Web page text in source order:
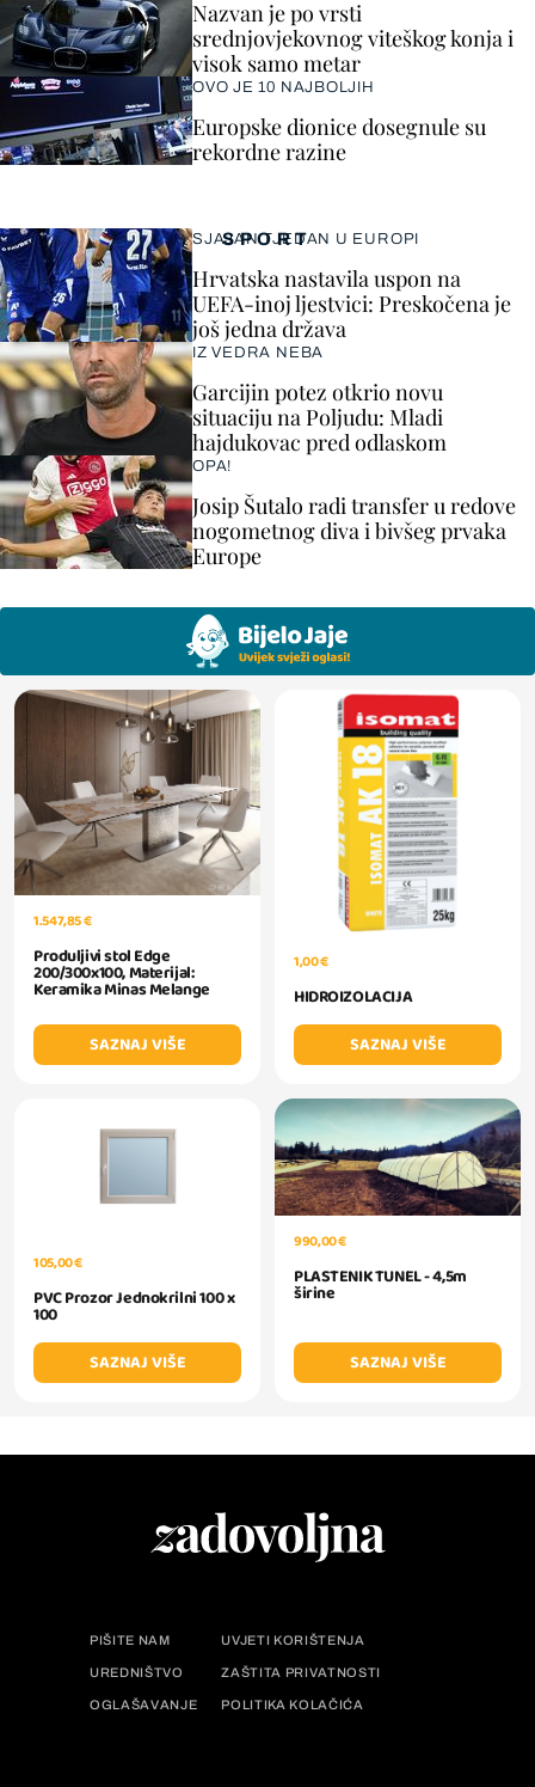
SPORT
SJAJAN TJEDAN U EUROPI
Hrvatska nastavila uspon na
UEFA-inoj ljestvici: Preskočena je
još jedna država
IZ VEDRA NEBA
Garcijin potez otkrio novu
situaciju na Poljudu: Mladi
hajdukovac pred odlaskom
OPA!
Josip Šutalo radi transfer u redove
nogometnog diva i bivšeg prvaka
Europe
Nazvan je po vrsti
srednjovjekovnog viteškog konja i
visok samo metar
OVO JE 10 NAJBOLJIH
Europske dionice dosegnule su
rekordne razine
1.547,85 €
Produljivi stol Edge
200/300x100, Materijal:
Keramika Minas Melange
SAZNAJ VIŠE
1,00 €
HIDROIZOLACIJA
SAZNAJ VIŠE
105,00 €
PVC Prozor Jednokrilni 100 x
100
SAZNAJ VIŠE
990,00 €
PLASTENIK TUNEL - 4,5m
širine
SAZNAJ VIŠE
PIŠITE NAM UVJETI KORIŠTENJA
UREDNIŠTVO ZAŠTITA PRIVATNOSTI
OGLAŠAVANJE POLITIKA KOLAČIĆA